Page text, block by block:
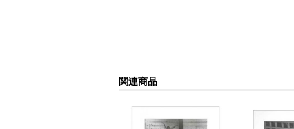
関連商品